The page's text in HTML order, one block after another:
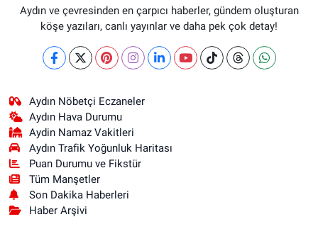
Aydın ve çevresinden en çarpıcı haberler, gündem oluşturan
köşe yazıları, canlı yayınlar ve daha pek çok detay!
Aydın Nöbetçi Eczaneler
Aydın Hava Durumu
Aydin Namaz Vakitleri
Aydın Trafik Yoğunluk Haritası
Puan Durumu ve Fikstür
Tüm Manşetler
Son Dakika Haberleri
Haber Arşivi